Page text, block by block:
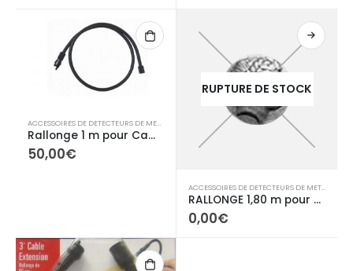
Rallonge 1 m pour Caméra d’Inspection à moniteur/Enregistreur sans fil
50,00€
RUPTURE DE STOCK
ACCESSOIRES DE DETECTEURS DE METAUX
RALLONGE 1,80 m pour Caméra See Snake
0,00€